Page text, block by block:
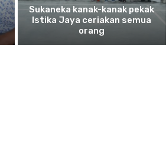
Sukaneka kanak-kanak pekak
Istika Jaya ceriakan semua
orang